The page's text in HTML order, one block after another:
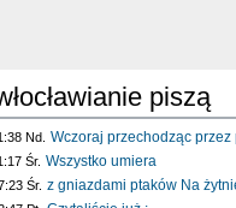
piszą
Nd. Wczoraj przechodząc przez
Śr. Wszystko umiera
Śr. z gniazdami ptaków Na